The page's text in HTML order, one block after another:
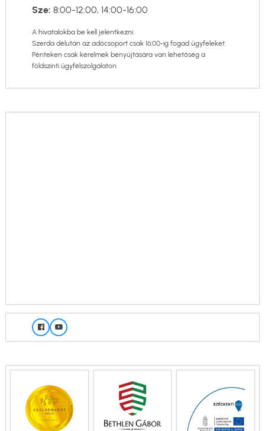
Sze: 8:00-12:00, 14:00-16:00
A hivatalokba be kell jelentkezni.
Szerda délután az adócsoport csak 16:00-ig fogad ügyfeleket.
Pénteken csak kérelmek benyújtására van lehetőség a
földszinti ügyfélszolgálaton.